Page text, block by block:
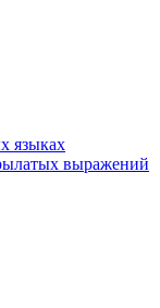
языках
выражений